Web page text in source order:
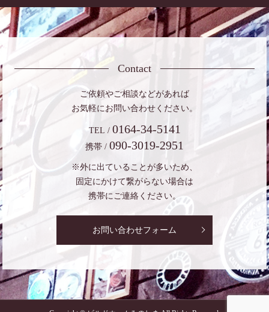
Contact
ご依頼やご相談などがあれば
お気軽にお問い合わせください。
TEL / 0164-34-5141
携帯 / 090-3019-2951
※外に出ていることが多いため、
固定にかけて繋がらない場合は
携帯にご連絡ください。
お問い合わせフォーム